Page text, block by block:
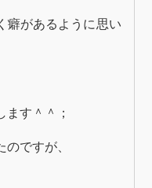
癖があるように思い
す＾＾；
ですが、